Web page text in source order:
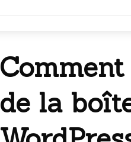
de la